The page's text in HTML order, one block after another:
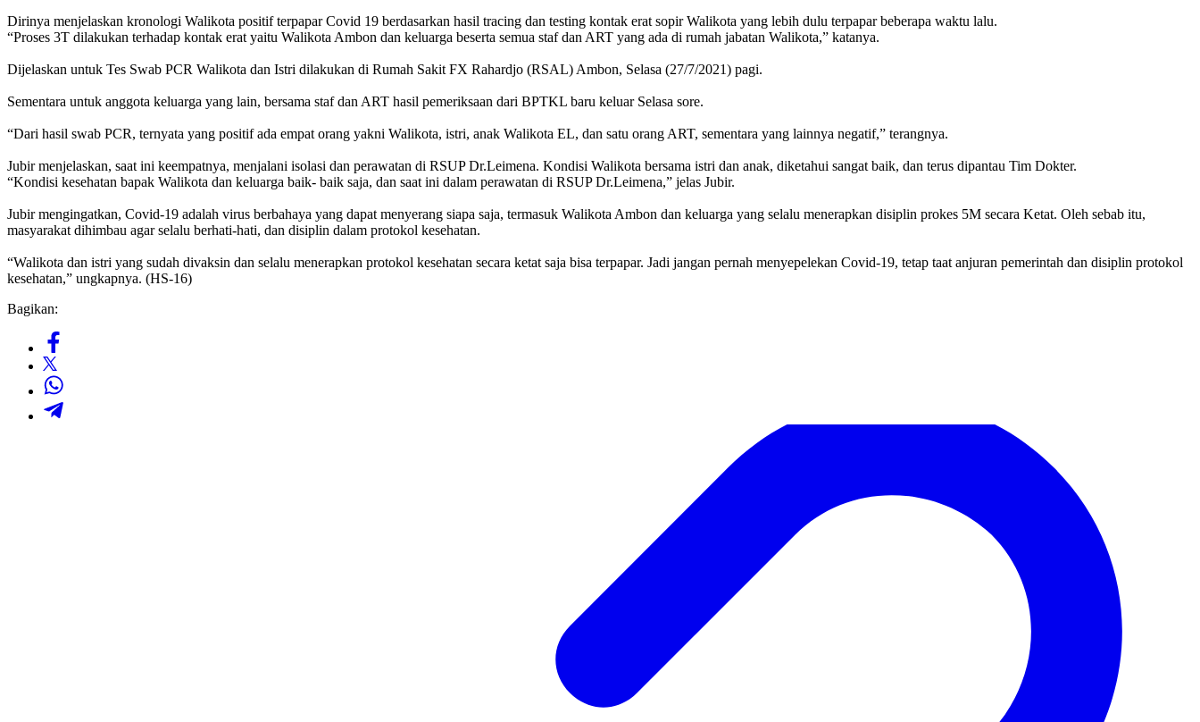
Dirinya menjelaskan kronologi Walikota positif terpapar Covid 19 berdasarkan hasil tracing dan testing kontak erat sopir Walikota yang lebih dulu terpapar beberapa waktu lalu.
“Proses 3T dilakukan terhadap kontak erat yaitu Walikota Ambon dan keluarga beserta semua staf dan ART yang ada di rumah jabatan Walikota,” katanya.
Dijelaskan untuk Tes Swab PCR Walikota dan Istri dilakukan di Rumah Sakit FX Rahardjo (RSAL) Ambon, Selasa (27/7/2021) pagi.
Sementara untuk anggota keluarga yang lain, bersama staf dan ART hasil pemeriksaan dari BPTKL baru keluar Selasa sore.
“Dari hasil swab PCR, ternyata yang positif ada empat orang yakni Walikota, istri, anak Walikota EL, dan satu orang ART, sementara yang lainnya negatif,” terangnya.
Jubir menjelaskan, saat ini keempatnya, menjalani isolasi dan perawatan di RSUP Dr.Leimena. Kondisi Walikota bersama istri dan anak, diketahui sangat baik, dan terus dipantau Tim Dokter.
“Kondisi kesehatan bapak Walikota dan keluarga baik- baik saja, dan saat ini dalam perawatan di RSUP Dr.Leimena,” jelas Jubir.
Jubir mengingatkan, Covid-19 adalah virus berbahaya yang dapat menyerang siapa saja, termasuk Walikota Ambon dan keluarga yang selalu menerapkan disiplin prokes 5M secara Ketat. Oleh sebab itu,
masyarakat dihimbau agar selalu berhati-hati, dan disiplin dalam protokol kesehatan.
“Walikota dan istri yang sudah divaksin dan selalu menerapkan protokol kesehatan secara ketat saja bisa terpapar. Jadi jangan pernah menyepelekan Covid-19, tetap taat anjuran pemerintah dan disiplin protokol
kesehatan,” ungkapnya. (HS-16)
Bagikan: